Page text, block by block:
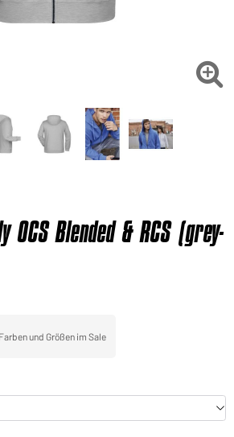
für Ihren privaten Bedarf

OCS Blended & RCS (grey-
und Größen im Sale